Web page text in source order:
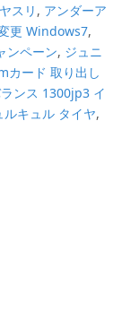
スリ , アンダーア
更 Windows7,
ンペーン, ジュニ
カード 取り出し
ンス 1300jp3 イ
ルキュル タイヤ,